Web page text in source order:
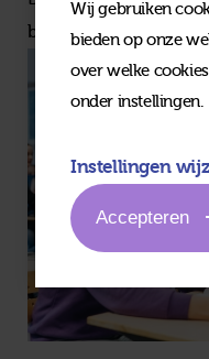
begint met interesse in
Wij gebruiken
bieden op onze
over welke
onder instellingen.
Instellingen
Accepteren